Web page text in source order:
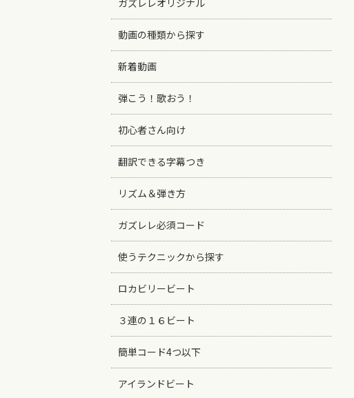
ガズレレオリジナル
動画の種類から探す
新着動画
弾こう！歌おう！
初心者さん向け
翻訳できる字幕つき
リズム＆弾き方
ガズレレ必須コード
使うテクニックから探す
ロカビリービート
３連の１６ビート
簡単コード4つ以下
アイランドビート